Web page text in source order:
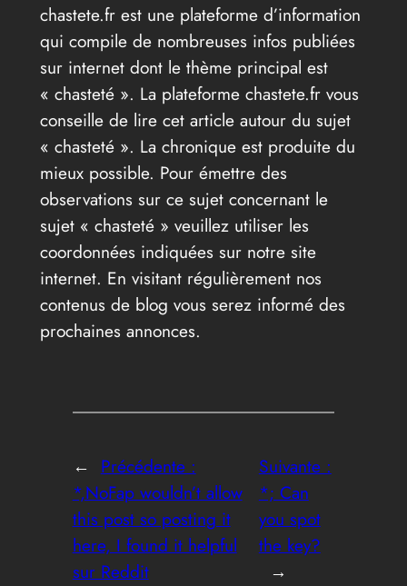
chastete.fr est une plateforme d’information
qui compile de nombreuses infos publiées
sur internet dont le thème principal est
« chasteté ». La plateforme chastete.fr vous
conseille de lire cet article autour du sujet
« chasteté ». La chronique est produite du
mieux possible. Pour émettre des
observations sur ce sujet concernant le
sujet « chasteté » veuillez utiliser les
coordonnées indiquées sur notre site
internet. En visitant régulièrement nos
contenus de blog vous serez informé des
prochaines annonces.
← Précédente :
*,NoFap wouldn’t allow
this post so posting it
here, I found it helpful
sur Reddit
Suivante :
*; Can
you spot
the key?
→